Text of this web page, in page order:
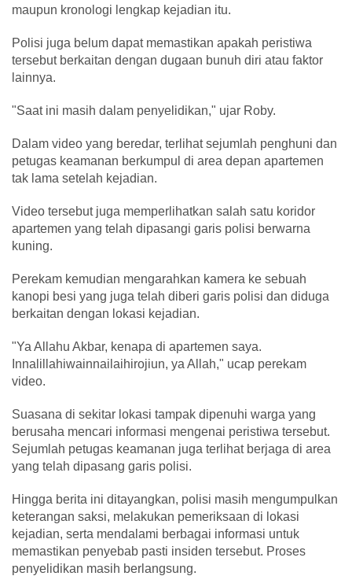
maupun kronologi lengkap kejadian itu.
Polisi juga belum dapat memastikan apakah peristiwa
tersebut berkaitan dengan dugaan bunuh diri atau faktor
lainnya.
"Saat ini masih dalam penyelidikan," ujar Roby.
Dalam video yang beredar, terlihat sejumlah penghuni dan
petugas keamanan berkumpul di area depan apartemen
tak lama setelah kejadian.
Video tersebut juga memperlihatkan salah satu koridor
apartemen yang telah dipasangi garis polisi berwarna
kuning.
Perekam kemudian mengarahkan kamera ke sebuah
kanopi besi yang juga telah diberi garis polisi dan diduga
berkaitan dengan lokasi kejadian.
"Ya Allahu Akbar, kenapa di apartemen saya.
Innalillahiwainnailaihirojiun, ya Allah," ucap perekam
video.
Suasana di sekitar lokasi tampak dipenuhi warga yang
berusaha mencari informasi mengenai peristiwa tersebut.
Sejumlah petugas keamanan juga terlihat berjaga di area
yang telah dipasang garis polisi.
Hingga berita ini ditayangkan, polisi masih mengumpulkan
keterangan saksi, melakukan pemeriksaan di lokasi
kejadian, serta mendalami berbagai informasi untuk
memastikan penyebab pasti insiden tersebut. Proses
penyelidikan masih berlangsung.